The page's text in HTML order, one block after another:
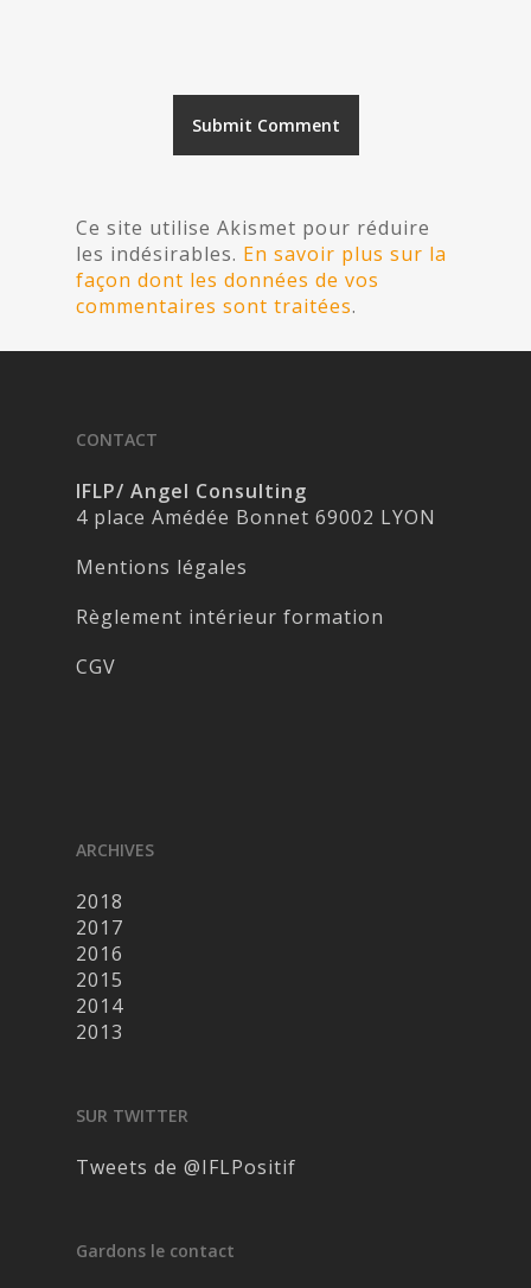
Ce site utilise Akismet pour réduire
les indésirables. En savoir plus sur la
façon dont les données de vos
commentaires sont traitées.
CONTACT
IFLP/ Angel Consulting
4 place Amédée Bonnet 69002 LYON
Mentions légales
Règlement intérieur formation
CGV
ARCHIVES
2018
2017
2016
2015
2014
2013
SUR TWITTER
Tweets de @IFLPositif
Gardons le contact